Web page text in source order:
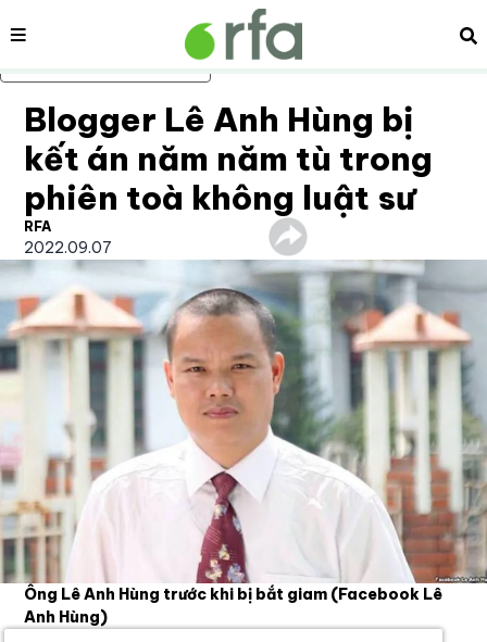
Bỏ qua nội dung chính
Nội dung
Blogger Lê Anh Hùng bị
kết án năm năm tù trong
phiên toà không luật sư
RFA
2022.09.07
Ông Lê Anh Hùng trước khi bị bắt giam (Facebook Lê
Anh Hùng)